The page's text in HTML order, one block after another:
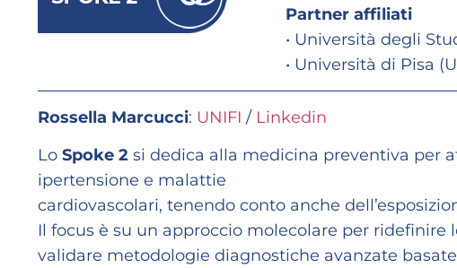
Partner affiliati
• Università degli
• Università di Pisa
Rossella Marcucci: UNIFI / Linkedin
Lo Spoke 2 si dedica alla medicina preventiva per
ipertensione e malattie
cardiovascolari, tenendo conto anche
Il focus è su un approccio molecolare per ridefinire
validare metodologie diagnostiche avanzate